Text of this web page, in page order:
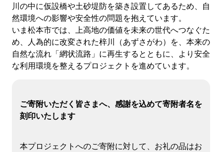
川の中に仮設橋や土砂堤防を築き設置してあるため、自
然環境への影響や安全性の問題を抱えています。
いま松本市では、上高地の価値を未来の世代へつなぐた
め、人為的に改変された梓川（あずさがわ）を、本来の
自然な流れ「網状流路」に再生するとともに、より安全
な利用環境を整えるプロジェクトを進めています。
ご寄附いただく皆さまへ、感謝を込めて寄附者名を
刻印いたします
本プロジェクトへのご寄附に対して、お礼の品はお